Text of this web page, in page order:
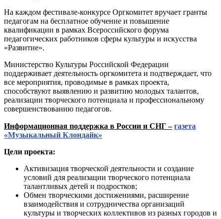
На каждом фестивале-конкурсе Оргкомитет вручает гранты
педагогам на бесплатное обучение и повышение
квалификации в рамках Всероссийского форума
педагогических работников сферы культуры и искусства
«Развитие».
Министерство Культуры Российской Федерации
поддерживает деятельность оргкомитета и подтверждает, что
все мероприятия, проводимые в рамках проекта,
способствуют выявлению и развитию молодых талантов,
реализации творческого потенциала и профессиональному
совершенствованию педагогов.
Информационная поддержка в России и СНГ – газета
«Музыкальный Клондайк»
Цели проекта:
Активизация творческой деятельности и создание
условий для реализации творческого потенциала
талантливых детей и подростков;
Обмен творческими достижениями, расширение
взаимодействия и сотрудничества организаций
культуры и творческих коллективов из разных городов и